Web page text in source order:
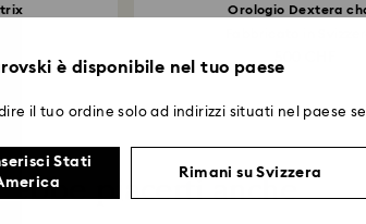
Orologio Dextera
piacerti anche
è disponibile nel tuo paese
il tuo ordine solo ad indirizzi situati nel paese
Stati
Rimani su Svizzera